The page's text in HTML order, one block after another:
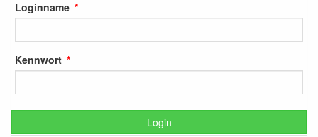
Loginname
Kennwort
Login